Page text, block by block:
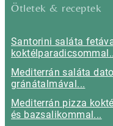
Ötletek & receptek
Santorini saláta
Mediterrán saláta
gránátalmával...
Mediterrán pizza
és bazsalikommal...